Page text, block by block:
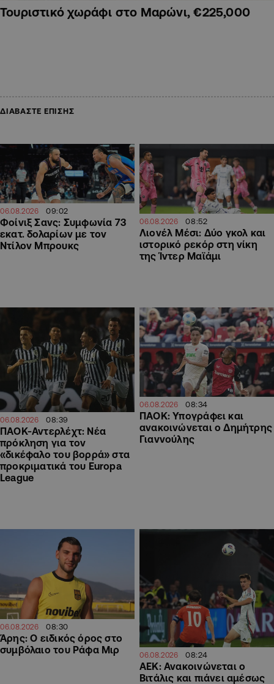
Τουριστικό χωράφι στο Μαρώνι, €225,000
ΔΙΑΒΑΣΤΕ ΕΠΙΣΗΣ
06.08.2026 09:02
Φοίνιξ Σανς: Συμφωνία 73
εκατ. δολαρίων με τον
Ντίλον Μπρουκς
06.08.2026 08:52
Λιονέλ Μέσι: Δύο γκολ και
ιστορικό ρεκόρ στη νίκη
της Ίντερ Μαϊάμι
06.08.2026 08:39
ΠΑΟΚ-Αντερλέχτ: Νέα
πρόκληση για τον
«δικέφαλο του βορρά» στα
προκριματικά του Europa
League
06.08.2026 08:34
ΠΑΟΚ: Υπογράφει και
ανακοινώνεται ο Δημήτρης
Γιαννούλης
06.08.2026 08:30
Άρης: Ο ειδικός όρος στο
συμβόλαιο του Ράφα Μιρ
06.08.2026 08:24
ΑΕΚ: Ανακοινώνεται ο
Βιτάλις και πιάνει αμέσως